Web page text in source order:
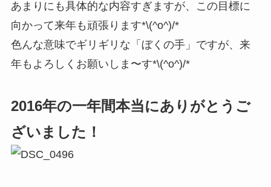
あまりにも具体的な内容すぎますが、この目標に
向かって来年も頑張ります*\(^o^)/*
色んな意味でギリギリな「ぼくの手」ですが、来
年もよろしくお願いしま〜す*\(^o^)/*
2016年の一年間本当にありがとうご
ざいました！